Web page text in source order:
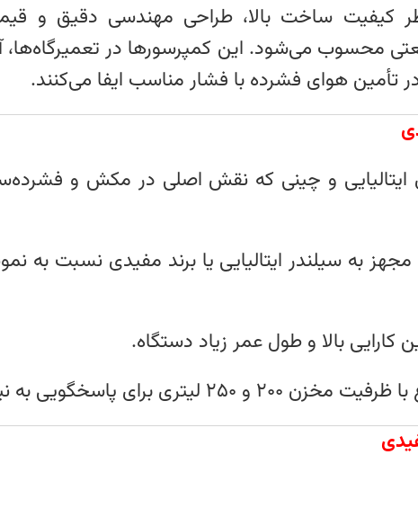
مفیدی به‌خاطر کیفیت ساخت بالا، طراحی مهندسی دقیق
می‌شود. این کمپرسورها در تعمیرگاه‌ها،
تأمین هوای فشرده با فشار مناسب ایفا می‌کنند.
ایتالیایی و چینی که نقش اصلی در مکش و
به سیلندر ایتالیایی یا برند مفیدی نسبت به
کارایی بالا و طول عمر زیاد دستگاه.
پاسخگویی به نیازهای مختلف صنعتی و تعمیرگاهی.